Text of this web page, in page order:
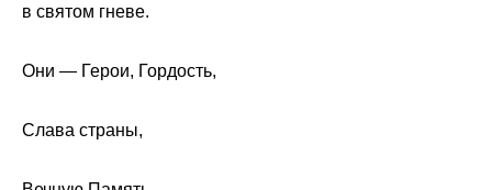
в святом гневе.
Они — Герои, Гордость,
Слава страны,